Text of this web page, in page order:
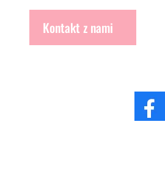
Kontakt z nami